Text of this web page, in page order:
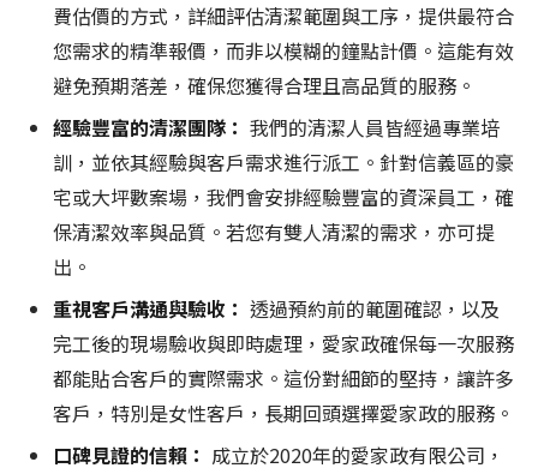
費估價的方式，詳細評估清潔範圍與工序，提供最符合
您需求的精準報價，而非以模糊的鐘點計價。這能有效
避免預期落差，確保您獲得合理且高品質的服務。
經驗豐富的清潔團隊： 我們的清潔人員皆經過專業培
訓，並依其經驗與客戶需求進行派工。針對信義區的豪
宅或大坪數案場，我們會安排經驗豐富的資深員工，確
保清潔效率與品質。若您有雙人清潔的需求，亦可提
出。
重視客戶溝通與驗收： 透過預約前的範圍確認，以及
完工後的現場驗收與即時處理，愛家政確保每一次服務
都能貼合客戶的實際需求。這份對細節的堅持，讓許多
客戶，特別是女性客戶，長期回頭選擇愛家政的服務。
口碑見證的信賴： 成立於2020年的愛家政有限公司，